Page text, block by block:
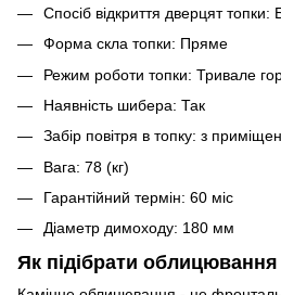
Спосіб відкриття дверцят топки:
Форма скла топки: Пряме
Режим роботи топки: Тривале
Наявність шибера: Так
Забір повітря в топку: з
Вага: 78 (кг)
Гарантійний термін: 60 міс
Діаметр димоходу: 180 мм
Як підібрати облицювання